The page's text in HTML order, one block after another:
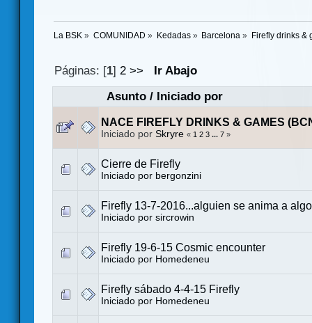
La BSK » COMUNIDAD » Kedadas» Barcelona » Firefly drinks &
Páginas: [1]2 >>
Ir Abajo
Asunto/ Iniciado por
NACE FIREFLY DRINKS & GAMES
Iniciado por Skryre « 1 2 3 ... 7 »
Cierre de Firefly
Iniciado por bergonzini
Firefly 13-7-2016...alguien se anima a
Iniciado por sircrowin
Firefly 19-6-15 Cosmic encounter
Iniciado por Homedeneu
Firefly sábado 4-4-15 Firefly
Iniciado por Homedeneu